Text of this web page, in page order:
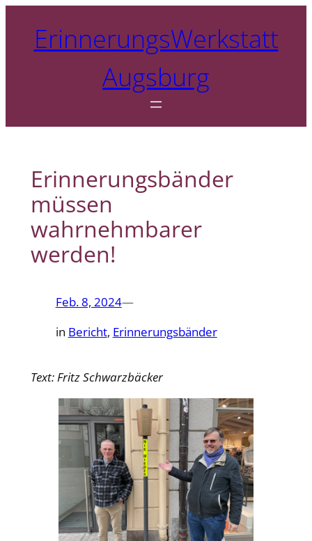
springenErinnerungsWerkstatt
Augsburg
Erinnerungsbänder
müssen
wahrnehmbarer
werden!
Feb. 8, 2024—
in Bericht, Erinnerungsbänder
Text: Fritz Schwarzbäcker